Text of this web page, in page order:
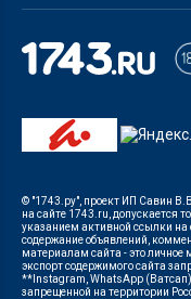
© "1743.ру", проект ИП Савин
на сайте 1743.ru, допускается
указанием активной ссылки на
содержание объявлений,
материалам сайта - это личное
экспорт содержимого сайта
**Instagram, WhatsApp
запрещенной на территории